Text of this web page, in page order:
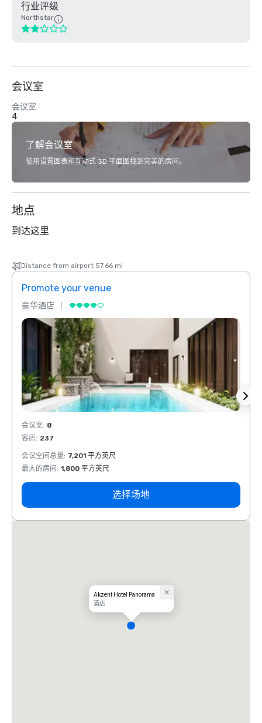
行业评级
Northstar
会议室
会议室
4
了解会议室
使用设置图表和互动式 3D 平面图找到完美的房间。
地点
到达这里
Distance from airport 57.66 mi
Promote your venue
豪华酒店
会议室: 8
客房: 237
会议空间总量: 7,201 平方英尺
最大的房间 : 1,800 平方英尺
选择场地
Akzent Hotel Panorama
酒店